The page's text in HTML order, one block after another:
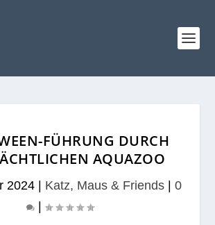
FÜHRUNG DURCH
AQUAZOO
2024| Katz, Maus & Friends| 0
|